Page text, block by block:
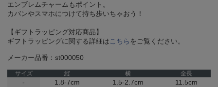
エンブレムチャームもポイント。
カバンやスマホにつけて持ち歩いちゃおう！
【ギフトラッピング対応商品】
ギフトラッピングに関する詳細は こちら をご覧ください。
メーカー品番：st000050
サイズ 縦 横 全長
- 1.8-7cm 1.5-2.7cm 11.5cm